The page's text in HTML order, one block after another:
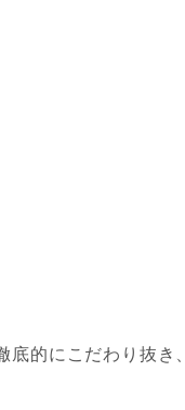
的にこだわり抜